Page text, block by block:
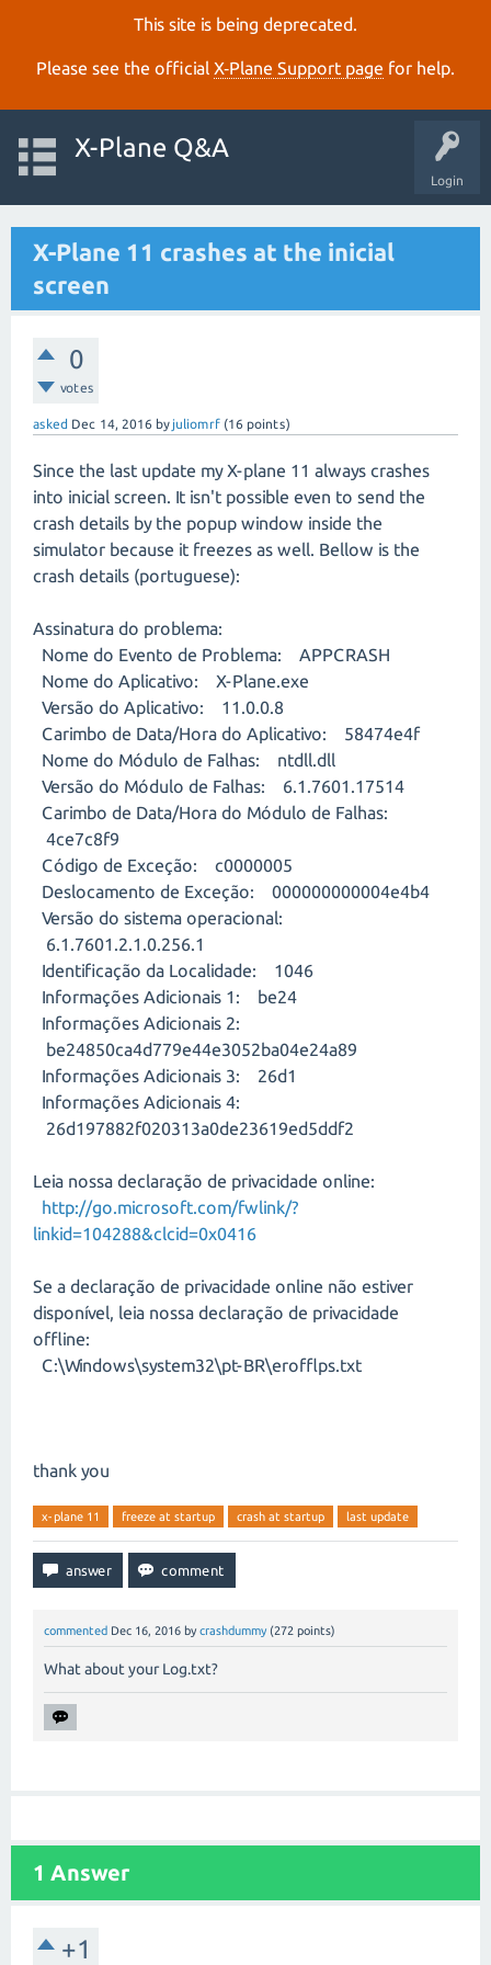
This site is being deprecated.
Please see the official X‑Plane Support page for help.
Login
X-Plane Q&A
X-Plane 11 crashes at the inicial
screen
0
votes
asked Dec 14, 2016 by juliomrf (16 points)
Since the last update my X-plane 11 always crashes
into inicial screen. It isn't possible even to send the
crash details by the popup window inside the
simulator because it freezes as well. Bellow is the
crash details (portuguese):
Assinatura do problema:
Nome do Evento de Problema: APPCRASH
Nome do Aplicativo: X-Plane.exe
Versão do Aplicativo: 11.0.0.8
Carimbo de Data/Hora do Aplicativo: 58474e4f
Nome do Módulo de Falhas: ntdll.dll
Versão do Módulo de Falhas: 6.1.7601.17514
Carimbo de Data/Hora do Módulo de Falhas:
4ce7c8f9
Código de Exceção: c0000005
Deslocamento de Exceção: 000000000004e4b4
Versão do sistema operacional:
6.1.7601.2.1.0.256.1
Identificação da Localidade: 1046
Informações Adicionais 1: be24
Informações Adicionais 2:
be24850ca4d779e44e3052ba04e24a89
Informações Adicionais 3: 26d1
Informações Adicionais 4:
26d197882f020313a0de23619ed5ddf2
Leia nossa declaração de privacidade online:
http://go.microsoft.com/fwlink/?
linkid=104288&clcid=0x0416
Se a declaração de privacidade online não estiver
disponível, leia nossa declaração de privacidade
offline:
C:\Windows\system32\pt-BR\erofflps.txt
thank you
x-plane 11 freeze at startup crash at startup last update
commented Dec 16, 2016 by crashdummy (272 points)
What about your Log.txt?
1 Answer
+1